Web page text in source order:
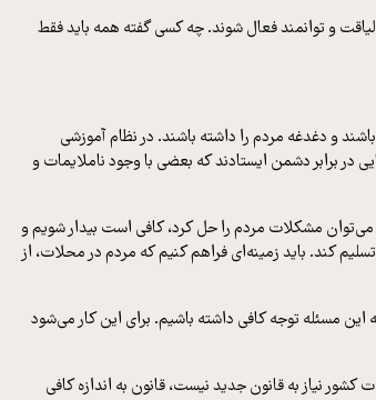
لیاقت و توانمند فعال شوند. چه کسی گفته همه باید فقط
و دغدغه مردم را داشته باشند. در نظام آموزشی
که برای حل مشکلات آب و خاک و مردم سرزمینش دغدغه‌مند باشد، در این صورت دیگر به‌راحتی به فکر مهاجرت نخواهد افتاد. در همین جنگ ۱۲ روزه آنهایی در برابر دشمن ایستادند که بعضی با وجود ناملایمات و
می‌توان مشکلات مردم را حل کرد، کافی است بیدار شویم و
مسیر اجرای این ۲ طرح موفق شویم، دیگر هیچ قدرتی نمی‌تواند ما را تسلیم کند. باید زمینه‌ای فراهم کنیم که مردم در محلات، از
این مسئله توجه کافی داشته باشیم. برای این کار می‌شود
نیاز به قانون جدید نیست، قانون به اندازه کافی